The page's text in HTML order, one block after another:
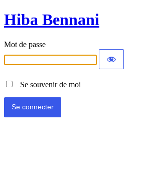
Hiba Bennani
Mot de passe
Se souvenir de moi